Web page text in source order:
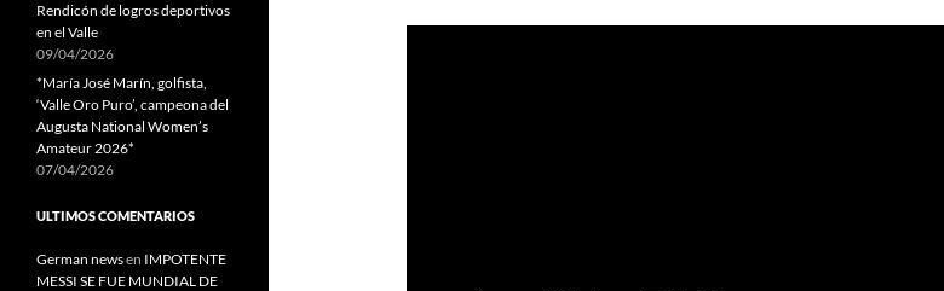
Rendicón de logros deportivos
en el Valle
09/04/2026
*María José Marín, golfista,
‘Valle Oro Puro’, campeona del
Augusta National Women’s
Amateur 2026*
07/04/2026
ULTIMOS COMENTARIOS
German newsen IMPOTENTE
MESSI SE FUE MUNDIAL DE